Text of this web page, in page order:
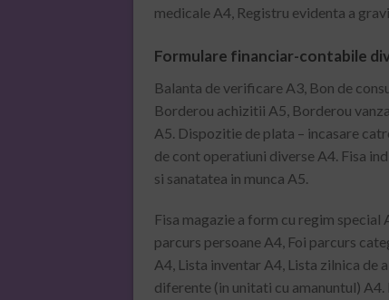
medicale A4, Registru evidenta a
Formulare financiar-contabile
Balanta de verificare A3, Bon de
Borderou achizitii A5, Borderou
A5. Dispozitie de plata – incasare
de cont operatiuni diverse A4. Fisa
si sanatatea in munca A5.
Fisa magazie a form cu regim
parcurs persoane A4, Foi parcurs
A4, Lista inventar A4, Lista zilnica
diferente (in unitati cu amanuntul)